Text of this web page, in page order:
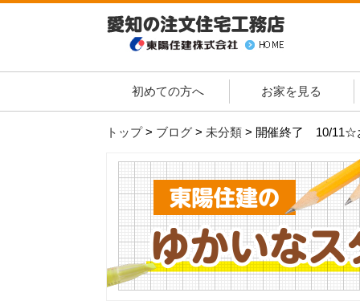
初めての方へ お家を見る
トップ> ブログ > 未分類 > 開催終了 10/11☆